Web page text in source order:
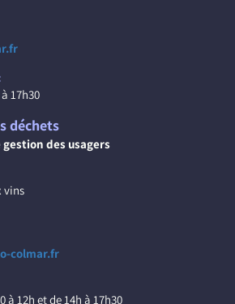
17h30
déchets
des usagers
vins
colmar.fr
à 12h et de 14h à 17h30